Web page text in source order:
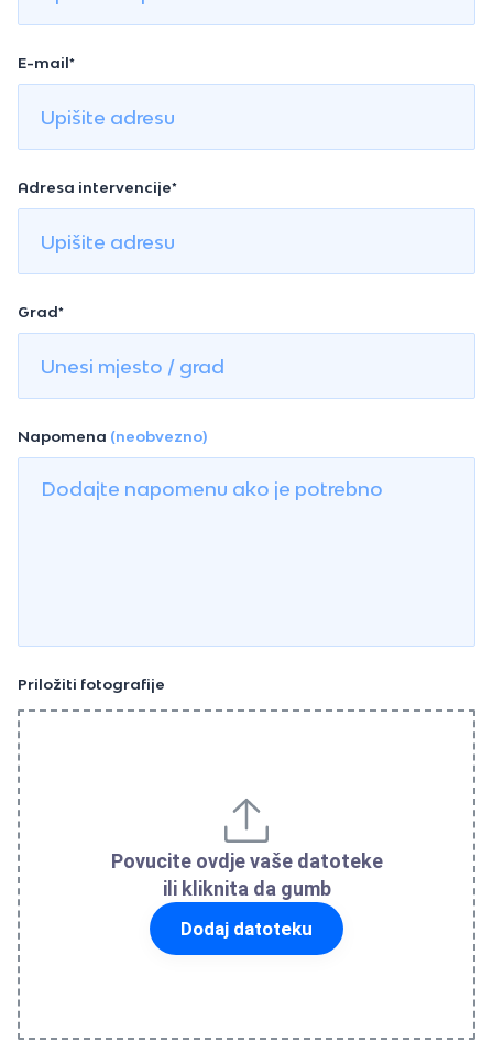
E-mail*
Adresa intervencije*
Grad*
Napomena (neobvezno)
Priložiti fotografije
Povucite ovdje vaše datoteke
ili kliknita da gumb
Dodaj datoteku